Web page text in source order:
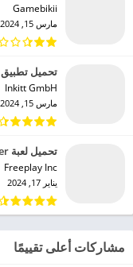
Gamebikii‏
مارس 15, 2024
تحميل تطبيق GALATEA مهكر للاندرويد 2024
Inkitt GmbH‏
مارس 15, 2024
تحميل لعبة Ride Master مهكرة للاندرويد 2024
Freeplay Inc‏
يناير 17, 2024
مشاركات أعلى تقييمًا